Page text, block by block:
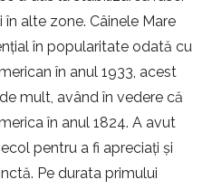
alte zone. Câinele Mare
în popularitate odată cu
în anul 1933, acest
mult, având în vedere că
în anul 1824. A avut
pentru a fi apreciați și
Pe durata primului